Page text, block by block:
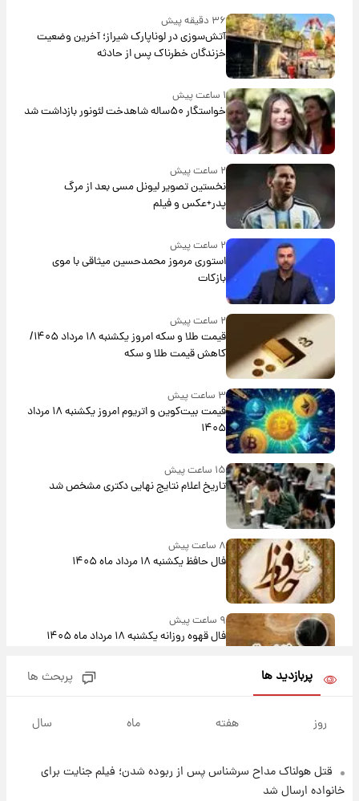
۳۶ دقیقه پیش
آتش‌سوزی در لوناپارک شیراز؛ آخرین وضعیت
خزندگان خطرناک پس از حادثه
۱ ساعت پیش
خواستگار ۵۰ساله شاهدخت لئونور بازداشت شد
۲ ساعت پیش
نخستین تصویر لیونل مسی بعد از مرگ
پدر+عکس و فیلم
۲ ساعت پیش
استوری مرموز محمدحسین میثاقی با موی
بازکات
۲ ساعت پیش
قیمت طلا و سکه امروز یکشنبه ۱۸ مرداد ۱۴۰۵/
کاهش قیمت طلا و سکه
۳ ساعت پیش
قیمت بیت‌کوین و اتریوم امروز یکشنبه ۱۸ مرداد
۱۴۰۵
۱۵ ساعت پیش
تاریخ اعلام نتایج نهایی دکتری مشخص شد
۸ ساعت پیش
فال حافظ یکشنبه ۱۸ مرداد ماه ۱۴۰۵
۹ ساعت پیش
فال قهوه روزانه یکشنبه ۱۸ مرداد ماه ۱۴۰۵
۱۷ ساعت پیش
پربازدید ها پربحث ها
روز هفته ماه سال
قتل هولناک مداح سرشناس پس از ربوده شدن؛ فیلم جنایت برای
خانواده ارسال شد